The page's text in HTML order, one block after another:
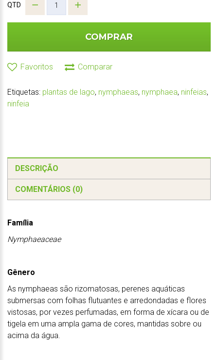
QTD
COMPRAR
Favoritos Comparar
Etiquetas: plantas de lago, nymphaeas, nymphaea, ninfeias,
ninfeia
DESCRIÇÃO
COMENTÁRIOS (0)
Família
Nymphaeaceae
Gênero
As nymphaeas são rizomatosas, perenes aquáticas
submersas com folhas flutuantes e arredondadas e flores
vistosas, por vezes perfumadas, em forma de xícara ou de
tigela em uma ampla gama de cores, mantidas sobre ou
acima da água.